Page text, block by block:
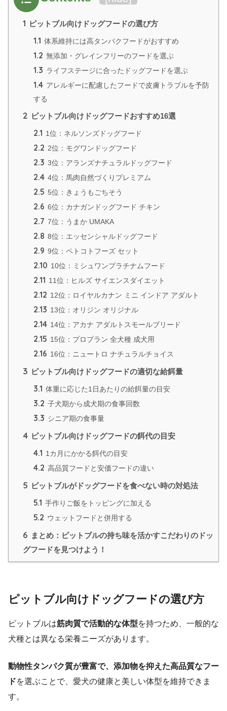
1 ピットブル向けドッグフードの選び方
1.1 体系維持には高タンパクフードがおすすめ
1.2 無添加・グレインフリーのフードを選ぶ
1.3 ライフステージに合ったドッグフードを選ぶ
1.4 アレルギーに配慮したフードで皮膚トラブルを予防
する
2 ピットブル向けドッグフードおすすめ16選
2.1 1位：ネルソンズドッグフード
2.2 2位：モグワンドッグフード
2.3 3位：アランズナチュラルドッグフード
2.4 4位：馬肉自然づくりプレミアム
2.5 5位：きょうもごちそう
2.6 6位：カナガンドッグフード チキン
2.7 7位：うまか UMAKA
2.8 8位：エッセンシャルドッグフード
2.9 9位：ペトコトフーズ セット
2.10 10位：ミシュワンプラチナムフード
2.11 11位：ヒルズ サイエンスダイエット
2.12 12位：ロイヤルカナン ミニ インドア アダルト
2.13 13位：オリジン オリジナル
2.14 14位：アカナ アダルトスモールブリード
2.15 15位：プロプラン 全犬種 成犬用
2.16 16位：ニュートロ ナチュラルチョイス
3 ピットブル向けドッグフードの適切な給餌量
3.1 体重に応じた1日あたりの給餌量の目安
3.2 子犬期から成犬期の食事回数
3.3 シニア期の食事量
4 ピットブル向けドッグフードの餌代の目安
4.1 1カ月にかかる餌代の目安
4.2 高品質フードと安価フードの違い
5 ピットブルがドッグフードを食べない時の対処法
5.1 手作りご飯をトッピングに加える
5.2 ウェットフードと併用する
6 まとめ：ピットブルの持ち味を活かすこだわりのドッ
グフードを見つけよう！
ピットブル向けドッグフードの選び方
ピットブルは筋肉質で活動的な体型を持つため、一般的な
犬種とは異なる栄養ニーズがあります。
動物性タンパク質が豊富で、添加物を抑えた高品質なフー
ドを選ぶことで、愛犬の健康と美しい体型を維持できま
す。